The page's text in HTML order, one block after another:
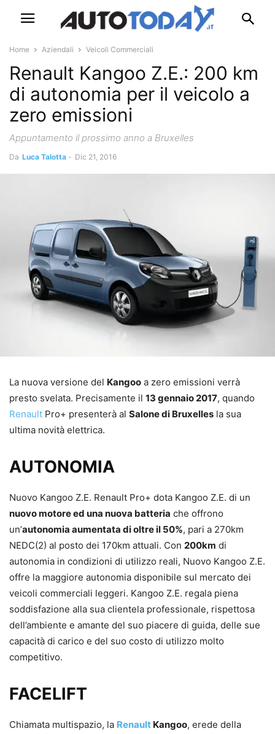
Home Aziendali Veicoli Commerciali
Renault Kangoo Z.E.: 200 km
di autonomia per il veicolo a
zero emissioni
Appuntamento il prossimo anno a Bruxelles
Da Luca Talotta - Dic 21, 2016
La nuova versione del Kangoo a zero emissioni verrà
presto svelata. Precisamente il 13 gennaio 2017, quando
Renault Pro+ presenterà al Salone di Bruxelles la sua
ultima novità elettrica.
AUTONOMIA
Nuovo Kangoo Z.E. Renault Pro+ dota Kangoo Z.E. di un
nuovo motore ed una nuova batteria che offrono
un’autonomia aumentata di oltre il 50%, pari a 270km
NEDC(2) al posto dei 170km attuali. Con 200km di
autonomia in condizioni di utilizzo reali, Nuovo Kangoo Z.E.
offre la maggiore autonomia disponibile sul mercato dei
veicoli commerciali leggeri. Kangoo Z.E. regala piena
soddisfazione alla sua clientela professionale, rispettosa
dell’ambiente e amante del suo piacere di guida, delle sue
capacità di carico e del suo costo di utilizzo molto
competitivo.
FACELIFT
Chiamata multispazio, la Renault Kangoo, erede della